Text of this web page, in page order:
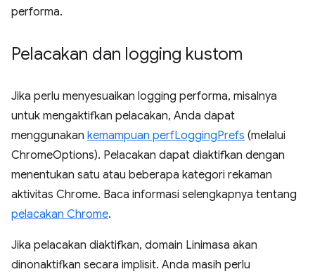
performa.
Pelacakan dan logging kustom
Jika perlu menyesuaikan logging performa, misalnya
untuk mengaktifkan pelacakan, Anda dapat
menggunakan kemampuan perfLoggingPrefs (melalui
ChromeOptions). Pelacakan dapat diaktifkan dengan
menentukan satu atau beberapa kategori rekaman
aktivitas Chrome. Baca informasi selengkapnya tentang
pelacakan Chrome.
Jika pelacakan diaktifkan, domain Linimasa akan
dinonaktifkan secara implisit. Anda masih perlu